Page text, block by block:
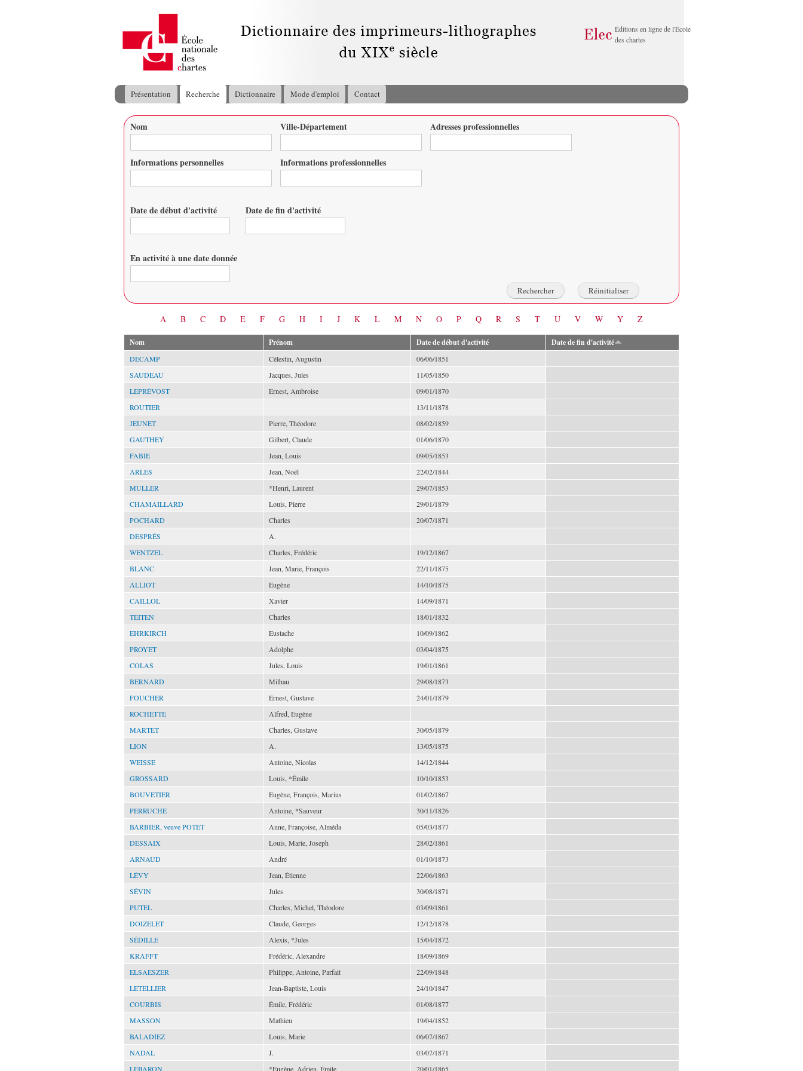
principal
Éditions en ligne de l'École
des chartes
Menu principal
Présentation Recherche Dictionnaire Mode d'emploi Contact
Vous êtes ici
Nom Ville-Département Adresses professionnelles
Informations personnelles Informations professionnelles
Date de début d'activité Date de fin d'activité
En activité à une date donnée
A B C D E F G H I J K L M N O P Q R S T U V W Y Z
Nom Prénom Date de début d'activité Date de fin d'activité
DECAMP Célestin, Augustin
06/06/1851
SAUDEAU
Jacques, Jules
11/05/1850
LEPRÉVOST
Ernest, Ambroise
09/01/1870
ROUTIER
13/11/1878
JEUNET
Pierre, Théodore
08/02/1859
GAUTHEY
Gilbert, Claude
01/06/1870
FABIE
Jean, Louis
09/05/1853
ARLES
Jean, Noël
22/02/1844
MULLER
*Henri, Laurent
29/07/1853
CHAMAILLARD
Louis, Pierre
29/01/1879
POCHARD
Charles
20/07/1871
DESPRÉS
A.
WENTZEL
Charles, Frédéric
19/12/1867
BLANC
Jean, Marie, François
22/11/1875
ALLIOT
Eugène
14/10/1875
CAILLOL
Xavier
14/09/1871
TEITEN
Charles
18/01/1832
EHRKIRCH
Eustache
10/09/1862
PROYET
Adolphe
03/04/1875
COLAS
Jules, Louis
19/01/1861
BERNARD
Milhau
29/08/1873
FOUCHER
Ernest, Gustave
24/01/1879
ROCHETTE
Alfred, Eugène
MARTET
Charles, Gustave
30/05/1879
LION
A.
13/05/1875
WEISSE
Antoine, Nicolas
14/12/1844
GROSSARD
Louis, *Émile
10/10/1853
BOUVETIER
Eugène, François, Marius
01/02/1867
PERRUCHE
Antoine, *Sauveur
30/11/1826
BARBIER, veuve POTET
Anne, Françoise, Alméda
05/03/1877
DESSAIX
Louis, Marie, Joseph
28/02/1861
ARNAUD
André
01/10/1873
LÉVY
Jean, Étienne
22/06/1863
SÉVIN
Jules
30/08/1871
PUTEL
Charles, Michel, Théodore
03/09/1861
DOIZELET
Claude, Georges
12/12/1878
SÉDILLE
Alexis, *Jules
15/04/1872
KRAFFT
Frédéric, Alexandre
18/09/1869
ELSAESZER
Philippe, Antoine, Parfait
22/09/1848
LETELLIER
Jean-Baptiste, Louis
24/10/1847
COURBIS
Émile, Frédéric
01/08/1877
MASSON
Mathieu
19/04/1852
BALADIEZ
Louis, Marie
06/07/1867
NADAL
J.
03/07/1871
LEBARON
*Eugène, Adrien, Émile 20/01/1865